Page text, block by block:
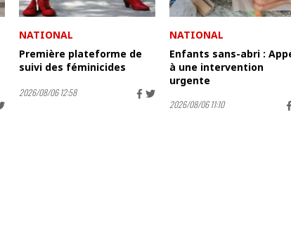
NATIONAL
Première plateforme de
suivi des féminicides
2026/08/06 12:58
NATIONAL
Enfants sans-abri :
à une intervention
urgente
2026/08/06 11:10